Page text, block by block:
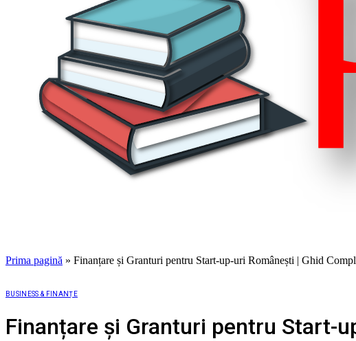
Prima pagină » Finanțare și Granturi pentru Start-up-uri Românești | Ghid
BUSINESS & FINANȚE
Finanțare și Granturi pentru Start-